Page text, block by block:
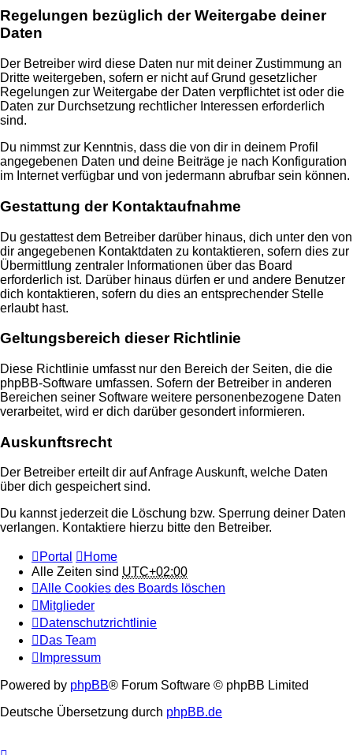
Regelungen bezüglich der Weitergabe deiner
Daten
Der Betreiber wird diese Daten nur mit deiner Zustimmung an
Dritte weitergeben, sofern er nicht auf Grund gesetzlicher
Regelungen zur Weitergabe der Daten verpflichtet ist oder die
Daten zur Durchsetzung rechtlicher Interessen erforderlich
sind.
Du nimmst zur Kenntnis, dass die von dir in deinem Profil
angegebenen Daten und deine Beiträge je nach Konfiguration
im Internet verfügbar und von jedermann abrufbar sein können.
Gestattung der Kontaktaufnahme
Du gestattest dem Betreiber darüber hinaus, dich unter den von
dir angegebenen Kontaktdaten zu kontaktieren, sofern dies zur
Übermittlung zentraler Informationen über das Board
erforderlich ist. Darüber hinaus dürfen er und andere Benutzer
dich kontaktieren, sofern du dies an entsprechender Stelle
erlaubt hast.
Geltungsbereich dieser Richtlinie
Diese Richtlinie umfasst nur den Bereich der Seiten, die die
phpBB-Software umfassen. Sofern der Betreiber in anderen
Bereichen seiner Software weitere personenbezogene Daten
verarbeitet, wird er dich darüber gesondert informieren.
Auskunftsrecht
Der Betreiber erteilt dir auf Anfrage Auskunft, welche Daten
über dich gespeichert sind.
Du kannst jederzeit die Löschung bzw. Sperrung deiner Daten
verlangen. Kontaktiere hierzu bitte den Betreiber.
Portal
Home
Alle Zeiten sind UTC+02:00
Alle Cookies des Boards löschen
Mitglieder
Datenschutzrichtlinie
Das Team
Impressum
Powered by phpBB® Forum Software © phpBB Limited
Deutsche Übersetzung durch phpBB.de